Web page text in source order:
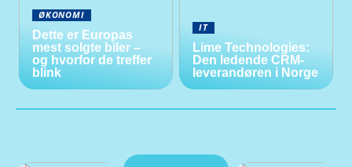
ØKONOMI
Dette er Europas
mest solgte biler –
og hvorfor de treffer
blink
IT
Lime Technologies:
Den ledende CRM-
leverandøren i Norge